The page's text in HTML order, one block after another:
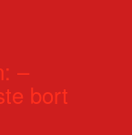
–
bort